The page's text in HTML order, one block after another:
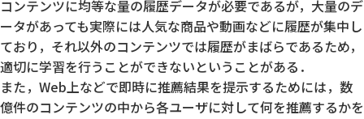
コンテンツに均等な量の履歴データが必要であるが，大量のデ
ータがあっても実際には人気な商品や動画などに履歴が集中し
ており，それ以外のコンテンツでは履歴がまばらであるため，
適切に学習を行うことができないということがある．
また，Web上などで即時に推薦結果を提示するためには，数
億件のコンテンツの中から各ユーザに対して何を推薦するかを